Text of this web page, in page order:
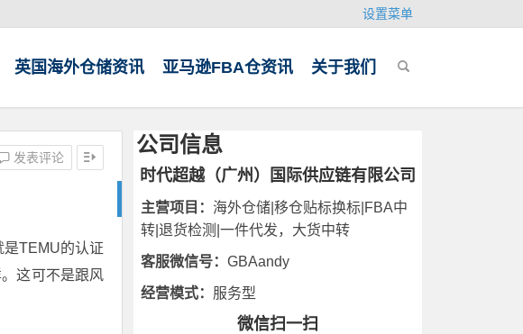
设置菜单
英国海外仓储资讯 亚马逊FBA仓资讯 关于我们
发表评论
TEMU的认证
这可不是跟风
公司信息
时代超越（广州）国际供应链有限公司
主营项目： 海外仓储|移仓贴标换标|FBA中
转|退货检测|一件代发，大货中转
客服微信号： GBAandy
经营模式： 服务型
微信扫一扫